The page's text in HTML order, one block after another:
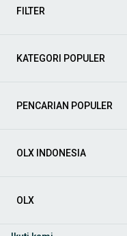
FILTER
KATEGORI POPULER
PENCARIAN POPULER
OLX INDONESIA
OLX